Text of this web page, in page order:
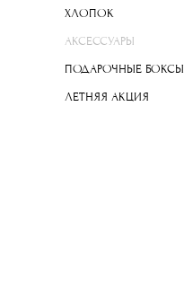
ХЛОПОК
АКСЕССУАРЫ
ПОДАРОЧНЫЕ БОКСЫ
ЛЕТНЯЯ АКЦИЯ